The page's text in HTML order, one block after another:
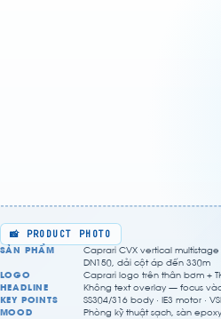
📸 PRODUCT PHOTO
SẢN PHẨM
Caprari CVX vertical
DN150, dải cột áp đến 330m
LOGO
Caprari logo trên thân bơm +
HEADLINE
Không text overlay — focus
KEY POINTS
SS304/316 body · IE3 motor ·
MOOD
Phòng kỹ thuật sạch, sàn